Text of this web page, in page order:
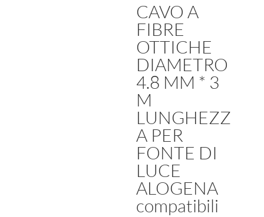
CAVO A
FIBRE
OTTICHE
DIAMETRO
4.8 MM * 3
M
LUNGHEZZ
A PER
FONTE DI
LUCE
ALOGENA
compatibili